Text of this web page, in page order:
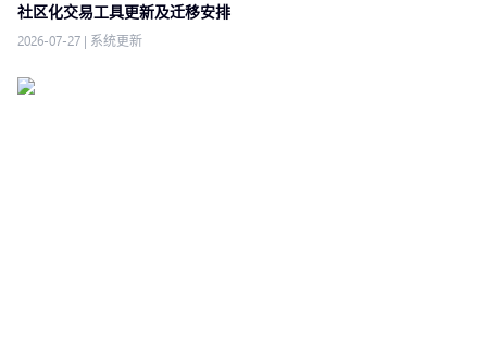
社区化交易工具更新及迁移安排
2026-07-27 | 系统更新